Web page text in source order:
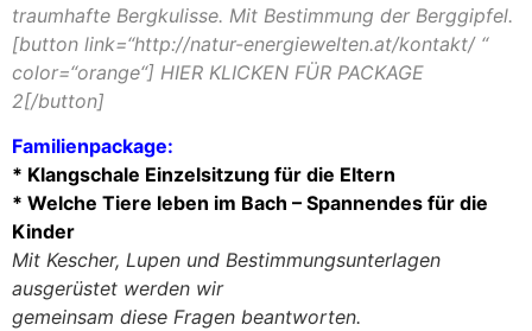
traumhafte Bergkulisse. Mit Bestimmung der Berggipfel.
[button link=“http://natur-energiewelten.at/kontakt/ “
color=“orange“] HIER KLICKEN FÜR PACKAGE
2[/button]
Familienpackage:
* Klangschale Einzelsitzung für die Eltern
* Welche Tiere leben im Bach – Spannendes für die
Kinder
Mit Kescher, Lupen und Bestimmungsunterlagen
ausgerüstet werden wir
gemeinsam diese Fragen beantworten.